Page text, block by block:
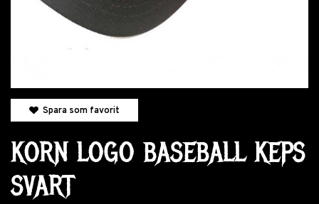
Spara som favorit
KORN LOGO BASEBALL KEPS
SVART